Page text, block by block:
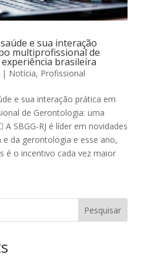
e sua interação
multiprofissional de
brasileira
Notícia, Profissional
e sua interação prática em
de Gerontologia: uma
A SBGG-RJ é líder em novidades
da gerontologia e esse ano,
é o incentivo cada vez maior
Pesquisar